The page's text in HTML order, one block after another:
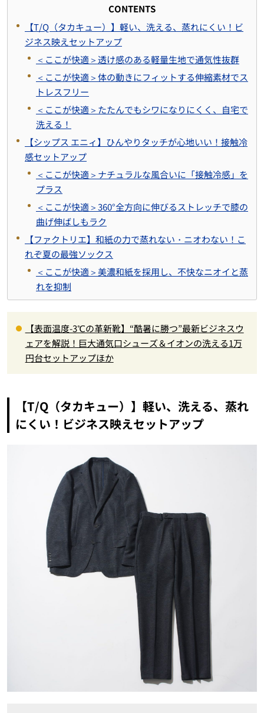
CONTENTS
【T/Q（タカキュー）】軽い、洗える、蒸れにくい！ビ
ジネス映えセットアップ
＜ここが快適＞透け感のある軽量生地で通気性抜群
＜ここが快適＞体の動きにフィットする伸縮素材でス
トレスフリー
＜ここが快適＞たたんでもシワになりにくく、自宅で
洗える！
【シップス エニィ】ひんやりタッチが心地いい！接触冷
感セットアップ
＜ここが快適＞ナチュラルな風合いに「接触冷感」を
プラス
＜ここが快適＞360°全方向に伸びるストレッチで膝の
曲げ伸ばしもラク
【ファクトリエ】和紙の力で蒸れない・ニオわない！こ
れぞ夏の最強ソックス
＜ここが快適＞美濃和紙を採用し、不快なニオイと蒸
れを抑制
【表面温度-3℃の革新靴】“酷暑に勝つ”最新ビジネスウ
ェアを解説！巨大通気口シューズ＆イオンの洗える1万
円台セットアップほか
【T/Q（タカキュー）】軽い、洗える、蒸れ
にくい！ビジネス映えセットアップ